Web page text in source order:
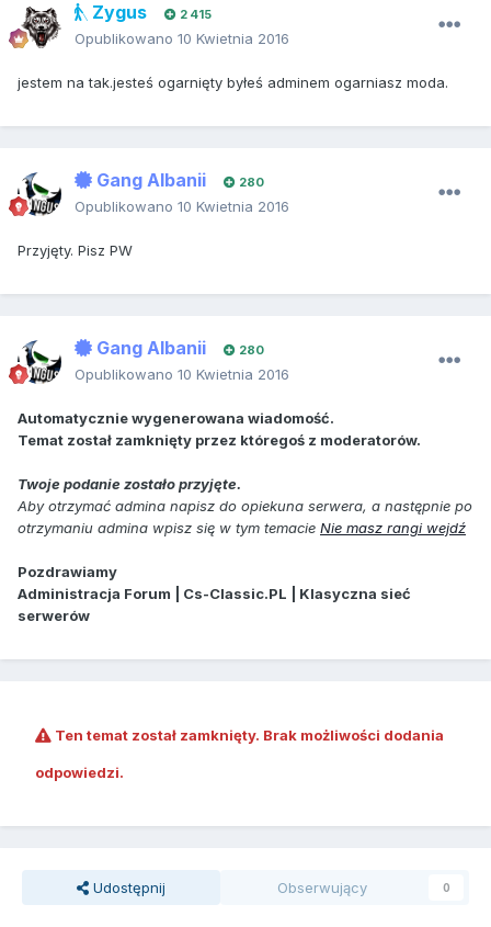
Zygus 2 415
Opublikowano 10 Kwietnia 2016
jestem na tak.jesteś ogarnięty byłeś adminem ogarniasz moda.
Gang Albanii 280
Opublikowano 10 Kwietnia 2016
Przyjęty. Pisz PW
Gang Albanii 280
Opublikowano 10 Kwietnia 2016
Automatycznie wygenerowana wiadomość.
Temat został zamknięty przez któregoś z moderatorów.
Twoje podanie zostało przyjęte.
Aby otrzymać admina napisz do opiekuna serwera, a następnie po
otrzymaniu admina wpisz się w tym temacie Nie masz rangi wejdź
Pozdrawiamy
Administracja Forum | Cs-Classic.PL | Klasyczna sieć
serwerów
Ten temat został zamknięty. Brak możliwości dodania
odpowiedzi.
Udostępnij Obserwujący 0